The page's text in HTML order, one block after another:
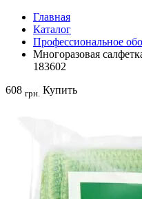
Главная
Каталог
Профессиональное
Многоразовая
183602
608 грн. Купить